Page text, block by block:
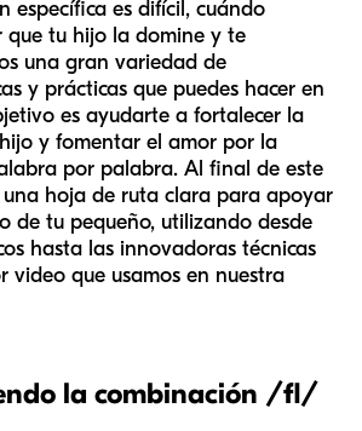
específica es difícil, cuándo
que tu hijo la domine y te
una gran variedad de
y prácticas que puedes hacer en
es ayudarte a fortalecer la
y fomentar el amor por la
por palabra. Al final de este
hoja de ruta clara para apoyar
de tu pequeño, utilizando desde
hasta las innovadoras técnicas
video que usamos en nuestra
la combinación /fl/